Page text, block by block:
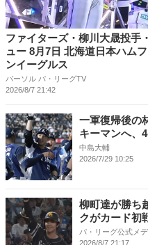
ファイターズ・柳川大晟投手
ュー 8月7日 北海道日本ハム
ンイーグルス
パーソル パ・リーグTV
2026/8/7 21:42
一軍復帰後の
キーマンへ、
中島大輔
2026/7/29 10:25
柳町達が勝ち
クがカード初
パ・リーグ公式メ
2026/8/7 21:17